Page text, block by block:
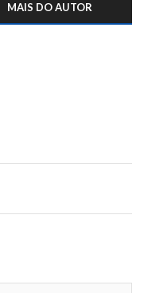
MAIS DO AUTOR